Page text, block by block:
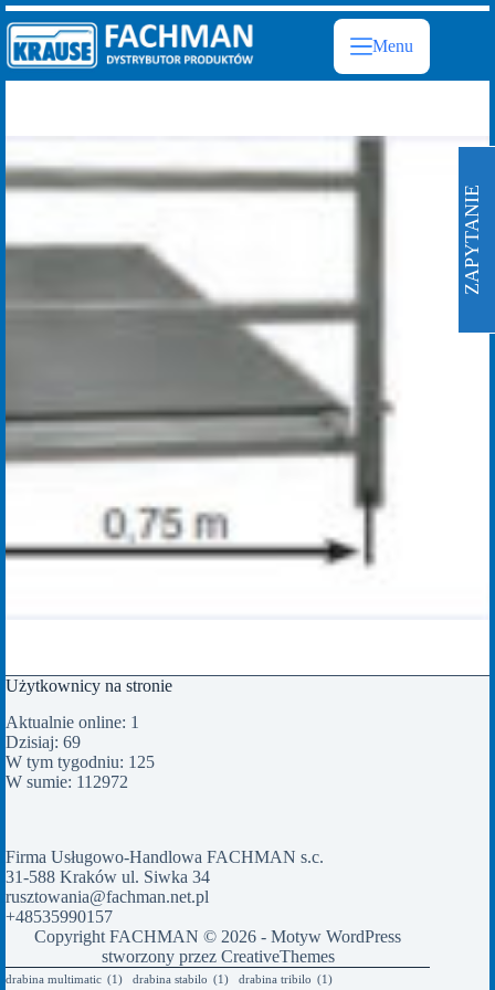
Przejdź
do
treści
Menu
Użytkownicy na stronie
Aktualnie online: 1
Dzisiaj: 69
W tym tygodniu: 125
W sumie: 112972
Firma Usługowo-Handlowa FACHMAN s.c.
31-588 Kraków ul. Siwka 34
rusztowania@fachman.net.pl
+48535990157
Copyright FACHMAN © 2026 - Motyw WordPress
stworzony przez CreativeThemes
drabina multimatic (1) drabina stabilo (1) drabina tribilo (1)
ZAPYTANIE